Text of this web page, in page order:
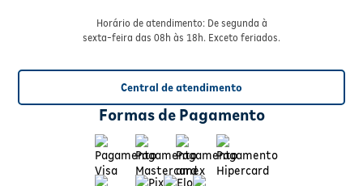
Horário de atendimento: De segunda à
sexta-feira das 08h às 18h. Exceto feriados.
Central de atendimento
Formas de Pagamento